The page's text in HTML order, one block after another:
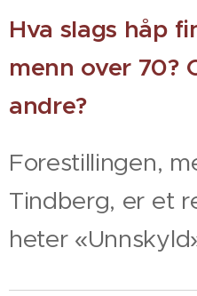
Hva slags håp
menn over 70?
andre?
Forestillingen,
Tindberg, er et
heter